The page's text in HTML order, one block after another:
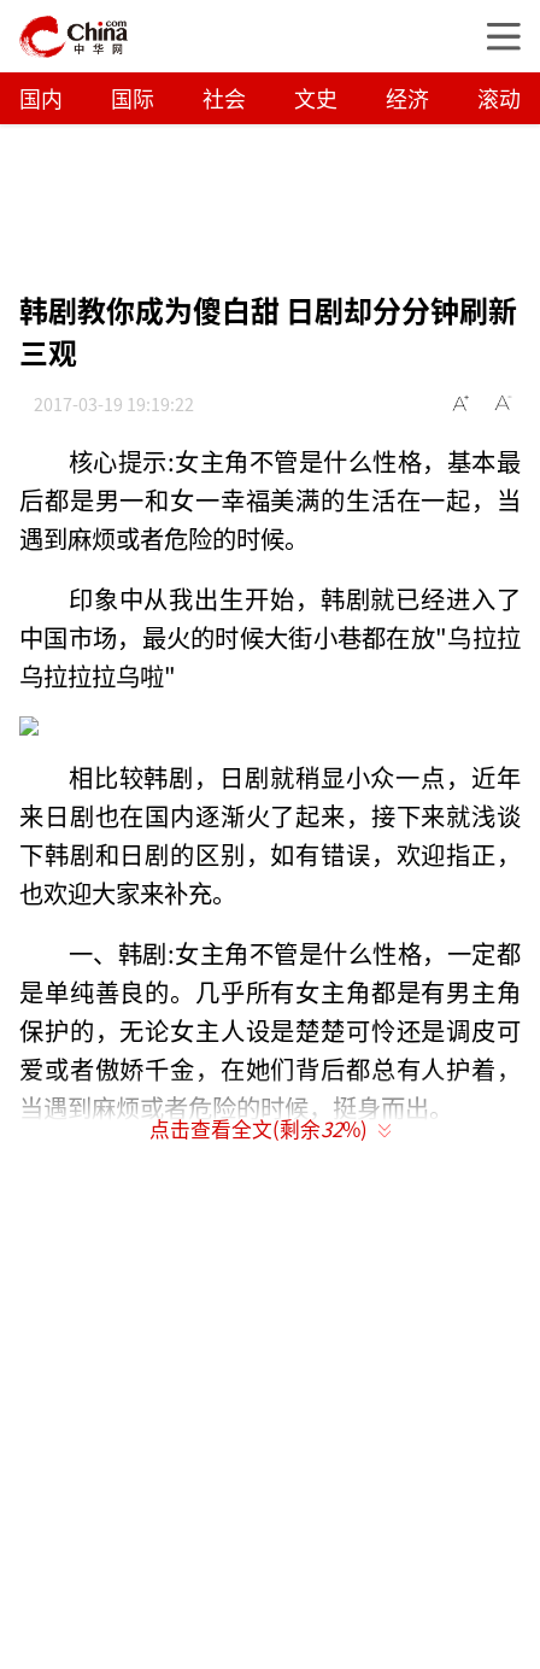
国内 国际 社会 文史 经济 滚动
韩剧教你成为傻白甜 日剧却分分钟刷新
三观
2017-03-19 19:19:22
核心提示:女主角不管是什么性格，基本最
后都是男一和女一幸福美满的生活在一起，当
遇到麻烦或者危险的时候。
印象中从我出生开始，韩剧就已经进入了
中国市场，最火的时候大街小巷都在放"乌拉拉
乌拉拉拉乌啦"
相比较韩剧，日剧就稍显小众一点，近年
来日剧也在国内逐渐火了起来，接下来就浅谈
下韩剧和日剧的区别，如有错误，欢迎指正，
也欢迎大家来补充。
一、韩剧:女主角不管是什么性格，一定都
是单纯善良的。几乎所有女主角都是有男主角
保护的，无论女主人设是楚楚可怜还是调皮可
爱或者傲娇千金，在她们背后都总有人护着，
当遇到麻烦或者危险的时候，挺身而出。
点击查看全文(剩余32%)